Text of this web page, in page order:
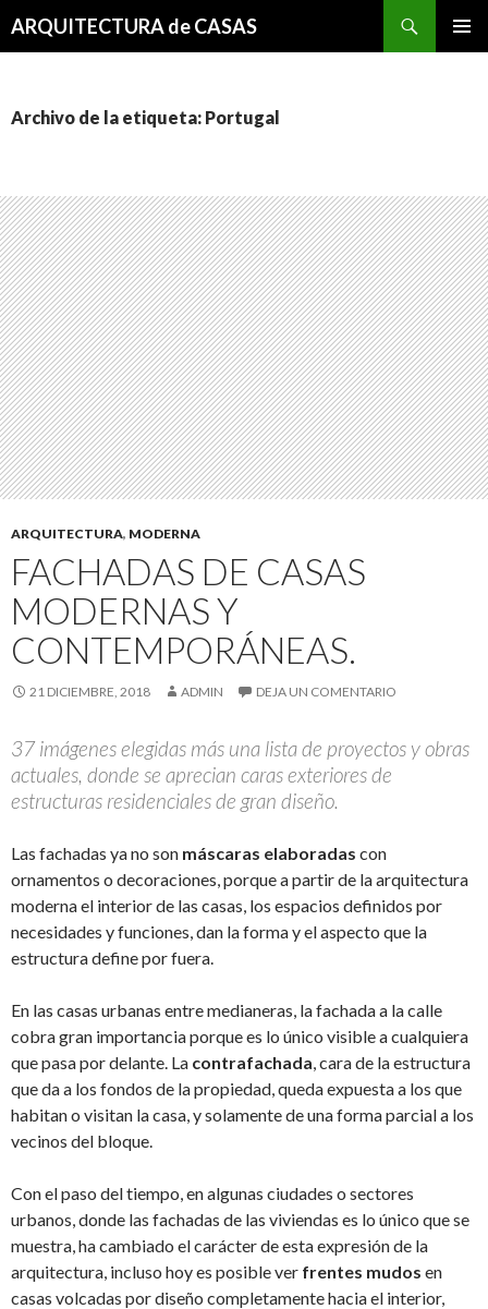
ARQUITECTURA de CASAS
Archivo de la etiqueta: Portugal
ARQUITECTURA, MODERNA
FACHADAS DE CASAS
MODERNAS Y
CONTEMPORÁNEAS.
21 DICIEMBRE, 2018 ADMIN DEJA UN COMENTARIO
37 imágenes elegidas más una lista de proyectos y obras
actuales, donde se aprecian caras exteriores de
estructuras residenciales de gran diseño.
Las fachadas ya no son máscaras elaboradas con
ornamentos o decoraciones, porque a partir de la arquitectura
moderna el interior de las casas, los espacios definidos por
necesidades y funciones, dan la forma y el aspecto que la
estructura define por fuera.
En las casas urbanas entre medianeras, la fachada a la calle
cobra gran importancia porque es lo único visible a cualquiera
que pasa por delante. La contrafachada , cara de la estructura
que da a los fondos de la propiedad, queda expuesta a los que
habitan o visitan la casa, y solamente de una forma parcial a los
vecinos del bloque.
Con el paso del tiempo, en algunas ciudades o sectores
urbanos, donde las fachadas de las viviendas es lo único que se
muestra, ha cambiado el carácter de esta expresión de la
arquitectura, incluso hoy es posible ver frentes mudos en
casas volcadas por diseño completamente hacia el interior,